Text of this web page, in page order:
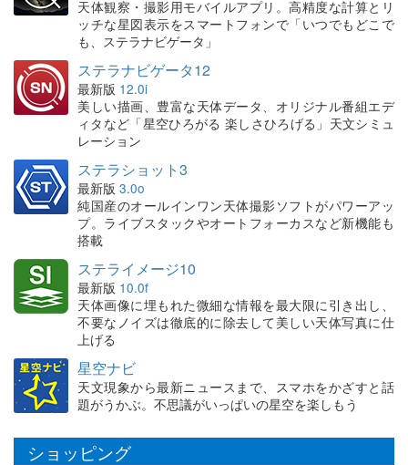
天体観察・撮影用モバイルアプリ。高精度な計算とリ
ッチな星図表示をスマートフォンで「いつでもどこで
も、ステラナビゲータ」
ステラナビゲータ12
最新版 12.0i
美しい描画、豊富な天体データ、オリジナル番組エデ
ィタなど「星空ひろがる 楽しさひろげる」天文シミュ
レーション
ステラショット3
最新版 3.0o
純国産のオールインワン天体撮影ソフトがパワーアッ
プ。ライブスタックやオートフォーカスなど新機能も
搭載
ステライメージ10
最新版 10.0f
天体画像に埋もれた微細な情報を最大限に引き出し、
不要なノイズは徹底的に除去して美しい天体写真に仕
上げる
星空ナビ
天文現象から最新ニュースまで、スマホをかざすと話
題がうかぶ。不思議がいっぱいの星空を楽しもう
ショッピング